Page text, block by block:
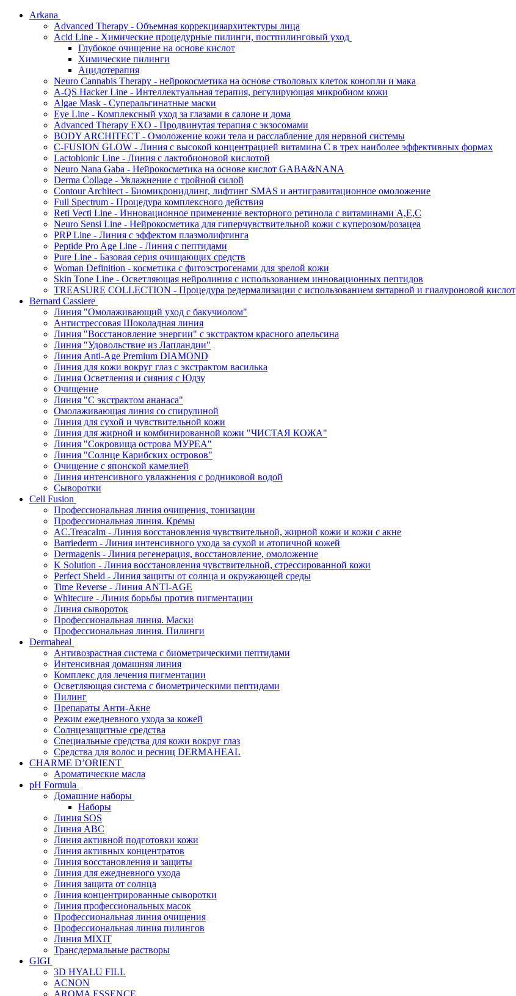
Arkana
Advanced Therapy - Объемная коррекцияархитектуры лица
Acid Line - Химические процедурные пилинги, постпилинговый уход
Глубокое очищение на основе кислот
Химические пилинги
Ацидотерапия
Neuro Cannabis Therapy - нейрокосметика на основе стволовых клеток конопли и мака
A-QS Hacker Line - Интеллектуальная терапия, регулирующая микробиом кожи
Algae Mask - Суперальгинатные маски
Eye Line - Комплексный уход за глазами в салоне и дома
Advanced Therapy EXO - Продвинутая терапия с экзосомами
BODY ARCHITECT - Омоложение кожи тела и расслабление для нервной системы
C-FUSION GLOW - Линия с высокой концентрацией витамина C в трех наиболее эффективных формах
Lactobionic Line - Линия с лактобионовой кислотой
Neuro Nana Gaba - Нейрокосметика на основе кислот GABA&NANA
Derma Collage - Увлажнение с тройной силой
Contour Architect - Биомикронидлинг, лифтинг SMAS и антигравитационное омоложение
Full Spectrum - Процедура комплексного действия
Reti Vecti Line - Инновационное применение векторного ретинола с витаминами A,Е,С
Neuro Sensi Line - Нейрокосметика для гиперчувствительной кожи с куперозом/розацеа
PRP Line - Линия с эффектом плазмолифтинга
Peptide Pro Age Line - Линия с пептидами
Pure Line - Базовая серия очищающих средств
Woman Definition - косметика с фитоэстрогенами для зрелой кожи
Skin Tone Line - Осветляющая нейролиния с использованием инновационных пептидов
TREASURE COLLECTION - Процедура редермализации с использованием янтарной и гиалуроновой кислот
Bernard Cassiere
Линия "Омолаживающий уход с бакучиолом"
Антистрессовая Шоколадная линия
Линия "Восстановление энергии" с экстрактом красного апельсина
Линия "Удовольствие из Лапландии"
Линия Anti-Age Premium DIAMOND
Линия для кожи вокруг глаз с экстрактом василька
Линия Осветления и сияния с Юдзу
Очищение
Линия "С экстрактом ананаса"
Омолаживающая линия со спирулиной
Линия для сухой и чувствительной кожи
Линия для жирной и комбинированной кожи "ЧИСТАЯ КОЖА"
Линия "Сокровища острова МУРЕА"
Линия "Солнце Карибских островов"
Очищение с японской камелией
Линия интенсивного увлажнения с родниковой водой
Сыворотки
Cell Fusion
Профессиональная линия очищения, тонизации
Профессиональная линия. Кремы
AC.Treacalm - Линия восстановления чувствительной, жирной кожи и кожи с акне
Barriederm - Линия интенсивного ухода за сухой и атопичной кожей
Dermagenis - Линия регенерация, восстановление, омоложение
K Solution - Линия восстановления чувствительной, стрессированной кожи
Perfect Sheld - Линия защиты от солнца и окружающей среды
Time Reverse - Линия ANTI-AGE
Whitecure - Линия борьбы против пигментации
Линия сывороток
Профессиональная линия. Маски
Профессиональная линия. Пилинги
Dermaheal
Антивозрастная система с биометрическими пептидами
Интенсивная домашняя линия
Комплекс для лечения пигментации
Осветляющая система с биометрическими пептидами
Пилинг
Препараты Анти-Акне
Режим ежедневного ухода за кожей
Солнцезащитные средства
Специальные средства для кожи вокруг глаз
Средства для волос и ресниц DERMAHEAL
CHARME D’ORIENT
Ароматические масла
pH Formula
Домашние наборы
Наборы
Линия SOS
Линия АВС
Линия активной подготовки кожи
Линия активных концентратов
Линия восстановления и защиты
Линия для ежедневного ухода
Линия защита от солнца
Линия концентрированные сыворотки
Линия профессиональных масок
Профессиональная линия очищения
Профессиональная линия пилингов
Линия MIXIT
Трансдермальные растворы
GIGI
3D HYALU FILL
ACNON
AROMA ESSENCE